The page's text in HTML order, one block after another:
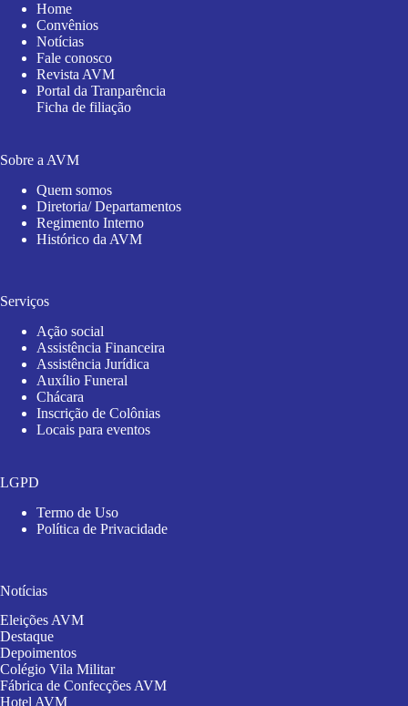
Home
Convênios
Notícias
Fale conosco
Revista AVM
Portal da Tranparência
Ficha de filiação
Sobre a AVM
Quem somos
Diretoria/ Departamentos
Regimento Interno
Histórico da AVM
Serviços
Ação social
Assistência Financeira
Assistência Jurídica
Auxílio Funeral
Chácara
Inscrição de Colônias
Locais para eventos
LGPD
Termo de Uso
Política de Privacidade
Notícias
Eleições AVM
Destaque
Depoimentos
Colégio Vila Militar
Fábrica de Confecções AVM
Hotel AVM